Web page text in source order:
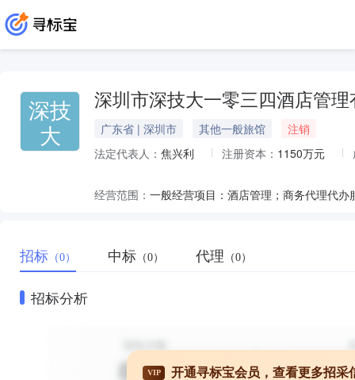
深技
大
深圳市深技大一零三四酒店管理
广东省 | 深圳市 其他一般旅馆
注销
法定代表人： 焦兴利 注册资本： 1150万元
经营范围：
招标 （0） 中标 （0） 代理 （0）
招标分析
VIP 开通寻标宝会员，查看更多招采